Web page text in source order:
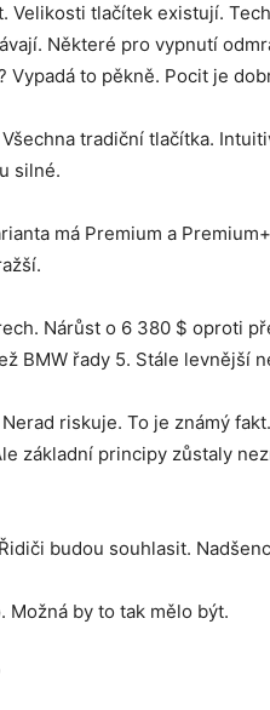
Velikosti tlačítek existují.
Některé pro vypnutí
Vypadá to pěkně. Pocit je
tradiční tlačítka.
silné.
má Premium a
Nárůst o 6 380 $ oproti
BMW řady 5. Stále levnější
riskuje. To je známý
základní principy zůstaly
budou souhlasit.
Možná by to tak mělo být.